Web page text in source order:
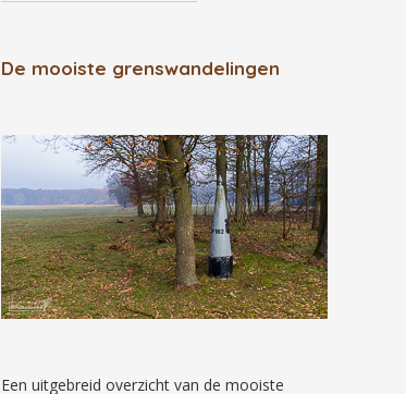
De mooiste grenswandelingen
Een uitgebreid overzicht van de mooiste